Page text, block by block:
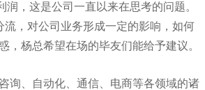
，这是公司一直以来在思考的问题。
，对公司业务形成一定的影响，如何
杨总希望在场的毕友们能给予建议。
、自动化、通信、电商等各领域的诸